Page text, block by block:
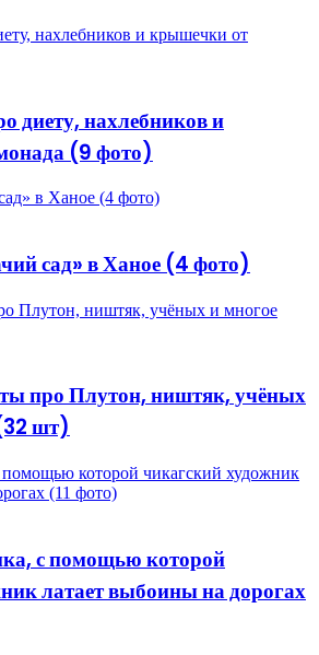
нахлебников и крышечки от
диету, нахлебников и
(9 фото)
в Ханое (4 фото)
сад» в Ханое (4 фото)
Плутон, ништяк, учёных и многое
про Плутон, ништяк, учёных
шт)
помощью которой чикагский художник
(11 фото)
с помощью которой
латает выбоины на дорогах